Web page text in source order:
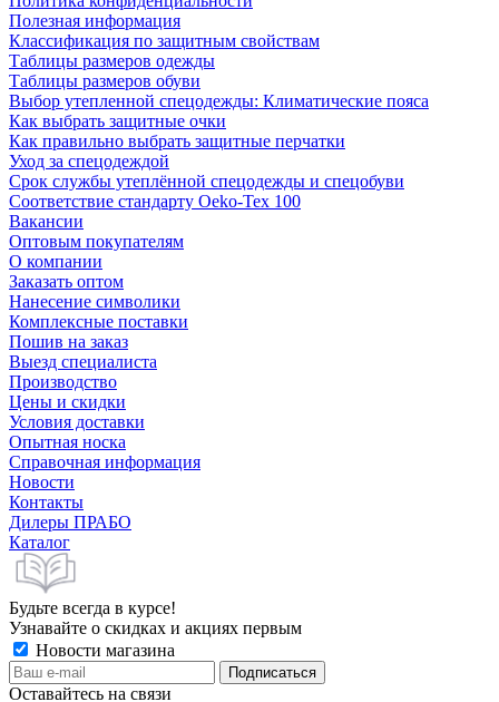
Полезная информация
Классификация по защитным свойствам
Таблицы размеров одежды
Таблицы размеров обуви
Выбор утепленной спецодежды: Климатические пояса
Как выбрать защитные очки
Как правильно выбрать защитные перчатки
Уход за спецодеждой
Срок службы утеплённой спецодежды и спецобуви
Соответствие стандарту Oeko-Tex 100
Вакансии
Оптовым покупателям
О компании
Заказать оптом
Нанесение символики
Комплексные поставки
Пошив на заказ
Выезд специалиста
Производство
Цены и скидки
Условия доставки
Опытная носка
Справочная информация
Новости
Контакты
Дилеры ПРАБО
Каталог
Будьте всегда в курсе!
Узнавайте о скидках и акциях первым
Новости магазина
Оставайтесь на связи